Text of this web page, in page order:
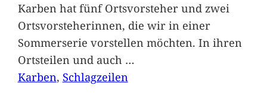
Karben hat fünf Ortsvorsteher und zwei
Ortsvorsteherinnen, die wir in einer
Sommerserie vorstellen möchten. In ihren
Ortsteilen und auch …
Karben, Schlagzeilen